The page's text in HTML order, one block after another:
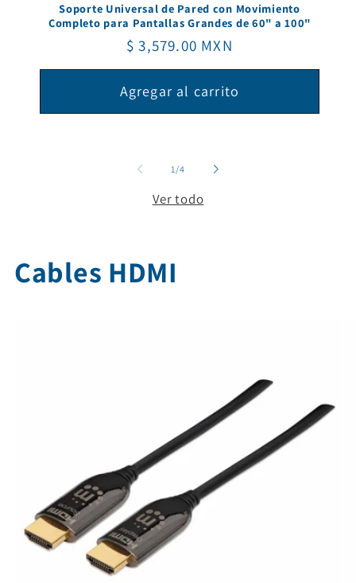
Soporte Universal de Pared con Movimiento
Completo para Pantallas Grandes de 60" a 100"
Precio
habitual
$ 3,579.00 MXN
Agregar al carrito
1/de
4
Ver todo
Cables HDMI